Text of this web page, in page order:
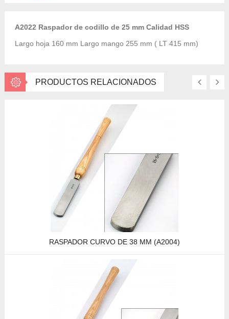
A2022 Raspador de codillo de 25 mm Calidad HSS
Largo hoja 160 mm Largo mango 255 mm ( LT 415 mm)
PRODUCTOS RELACIONADOS
RASPADOR CURVO DE 38 MM (A2004)